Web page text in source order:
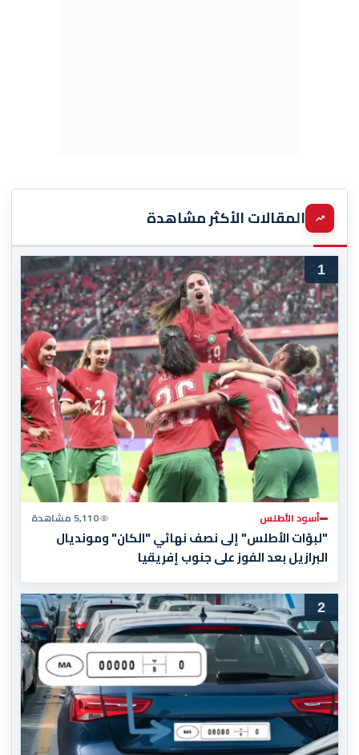
المقالات الأكثر مشاهدة
1
أسود الأطلس 5,110 مشاهدة
"لبؤات الأطلس" إلى نصف نهائي "الكان" ومونديال
البرازيل بعد الفوز على جنوب إفريقيا
2